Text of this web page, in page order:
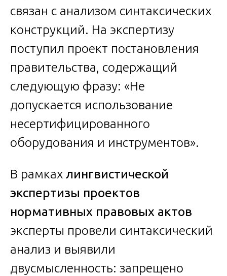
связан с анализом синтаксических
конструкций. На экспертизу
поступил проект постановления
правительства, содержащий
следующую фразу: «Не
допускается использование
несертифицированного
оборудования и инструментов».
В рамках лингвистической
экспертизы проектов
нормативных правовых актов
эксперты провели синтаксический
анализ и выявили
двусмысленность: запрещено